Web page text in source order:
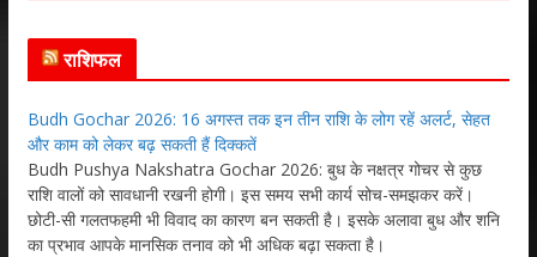
राशिफल
Budh Gochar 2026: 16 अगस्त तक इन तीन राशि के लोग रहें अलर्ट, सेहत
और काम को लेकर बढ़ सकती हैं दिक्कतें
Budh Pushya Nakshatra Gochar 2026: बुध के नक्षत्र गोचर से कुछ
राशि वालों को सावधानी रखनी होगी। इस समय सभी कार्य सोच-समझकर करें।
छोटी-सी गलतफहमी भी विवाद का कारण बन सकती है। इसके अलावा बुध और शनि
का प्रभाव आपके मानसिक तनाव को भी अधिक बढ़ा सकता है।